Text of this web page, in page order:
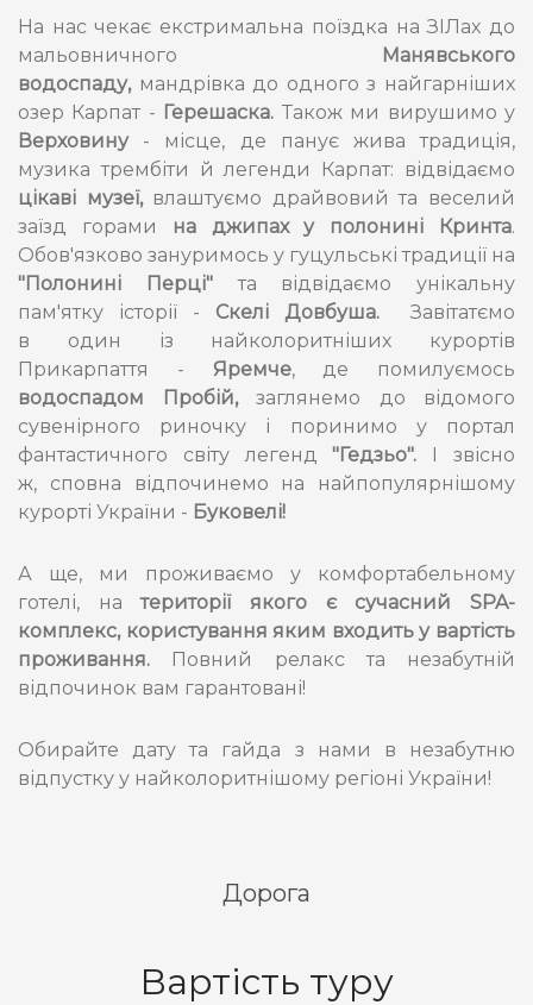
На нас чекає екстримальна поїздка на ЗІЛах до
мальовничного
Манявського
водоспаду,мандрівка до одного з найгарніших
озер Карпат - Герешаска. Також ми вирушимо у
Верховину - місце, де панує жива традиція,
музика трембіти й легенди Карпат: відвідаємо
цікаві музеї, влаштуємо драйвовий та веселий
заїзд горами на джипах у полонині Кринта.
Обов'язково зануримось у гуцульські традиції на
"Полонині Перці"та відвідаємо унікальну
пам'ятку історії - Скелі Довбуша.Завітатємо
в один із найколоритніших курортів
Прикарпаття - Яремче, де помилуємось
водоспадом Пробій, заглянемо до відомого
сувенірного риночку і поринимо у портал
фантастичного світу легенд "Гедзьо". І звісно
ж, сповна відпочинемо на найпопулярнішому
курорті України - Буковелі!
А ще, ми проживаємо у комфортабельному
готелі, натериторії якого є сучасний SPA-
комплекс​​​​​, користування яким входить у вартість
проживання. Повний релакс та незабутній
відпочинок вам гарантовані!
Обирайте дату та гайда з нами в незабутню
відпустку у найколоритнішому регіоні України!
Дорога
Вартість туру